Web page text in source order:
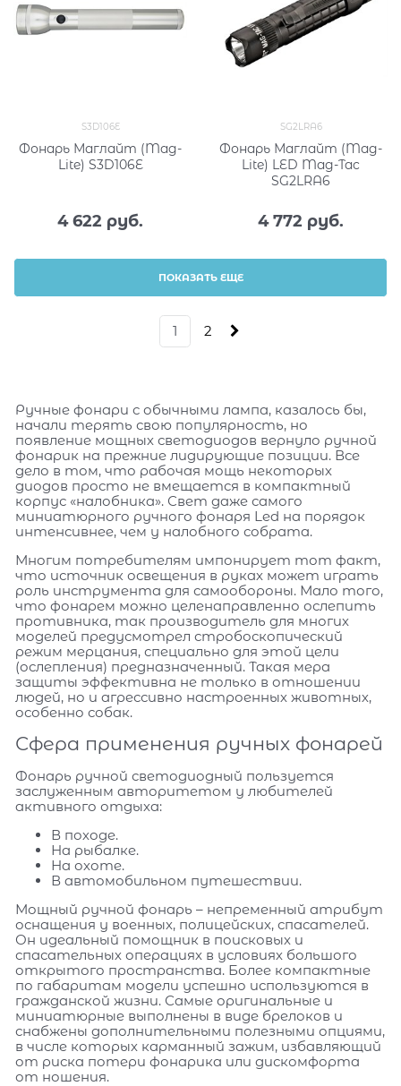
S3D106E
Фонарь Маглайт (Mag-
Lite) S3D106E
4 622 руб.
SG2LRA6
Фонарь Маглайт (Mag-
Lite) LED Mag-Tac
SG2LRA6
4 772 руб.
ПОКАЗАТЬ ЕЩЕ
1 2
Ручные фонари с обычными лампа, казалось бы,
начали терять свою популярность, но
появление мощных светодиодов вернуло ручной
фонарик на прежние лидирующие позиции. Все
дело в том, что рабочая мощь некоторых
диодов просто не вмещается в компактный
корпус «налобника». Свет даже самого
миниатюрного ручного фонаря Led на порядок
интенсивнее, чем у налобного собрата.
Многим потребителям импонирует тот факт,
что источник освещения в руках может играть
роль инструмента для самообороны. Мало того,
что фонарем можно целенаправленно ослепить
противника, так производитель для многих
моделей предусмотрел стробоскопический
режим мерцания, специально для этой цели
(ослепления) предназначенный. Такая мера
защиты эффективна не только в отношении
людей, но и агрессивно настроенных животных,
особенно собак.
Сфера применения ручных фонарей
Фонарь ручной светодиодный пользуется
заслуженным авторитетом у любителей
активного отдыха:
В походе.
На рыбалке.
На охоте.
В автомобильном путешествии.
Мощный ручной фонарь – непременный атрибут
оснащения у военных, полицейских, спасателей.
Он идеальный помощник в поисковых и
спасательных операциях в условиях большого
открытого пространства. Более компактные
по габаритам модели успешно используются в
гражданской жизни. Самые оригинальные и
миниатюрные выполнены в виде брелоков и
снабжены дополнительными полезными опциями,
в числе которых карманный зажим, избавляющий
от риска потери фонарика или дискомфорта
от ношения.